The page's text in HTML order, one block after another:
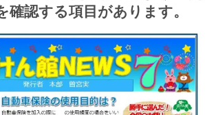
確認する項目があります。